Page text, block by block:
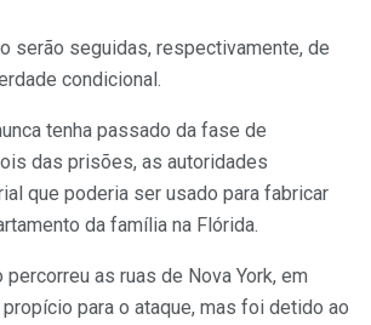
serão seguidas, respectivamente, de
condicional.
tenha passado da fase de
das prisões, as autoridades
que poderia ser usado para fabricar
da família na Flórida.
as ruas de Nova York, em
para o ataque, mas foi detido ao